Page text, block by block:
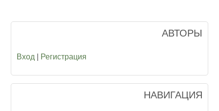
АВТОРЫ
Вход Регистрация
НАВИГАЦИЯ